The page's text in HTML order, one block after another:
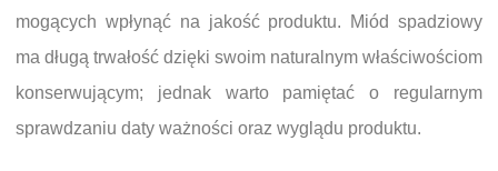
mogących wpłynąć na jakość produktu. Miód spadziowy
ma długą trwałość dzięki swoim naturalnym właściwościom
konserwującym; jednak warto pamiętać o regularnym
sprawdzaniu daty ważności oraz wyglądu produktu.